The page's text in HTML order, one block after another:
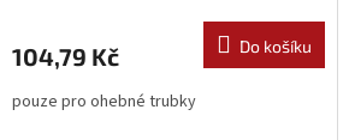
104,79 Kč Do košíku
pouze pro ohebné trubky